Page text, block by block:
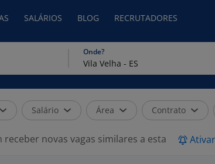
SALÁRIOS BLOG RECRUTADORES
Onde?
Salário Área Contrato
novas vagas similares a esta